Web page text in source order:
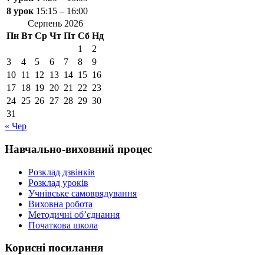
8 урок 15:15 – 16:00
Серпень 2026
Пн Вт Ср Чт Пт Сб Нд
1
2
3
4 5 6 7 8
9
10 11 12 13 14 15 16
17 18 19 20 21 22 23
24 25 26 27 28 29 30
31
« Чер
Навчально-виховний процес
Розклад дзвінків
Розклад уроків
Учнівське самоврядування
Виховна робота
Методичні об’єднання
Початкова школа
Корисні посилання